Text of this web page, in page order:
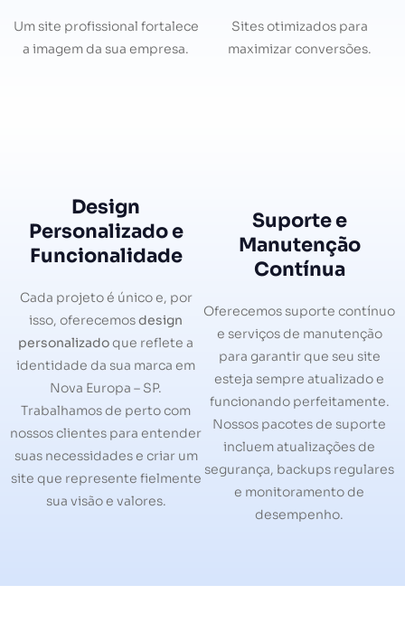
Um site profissional fortalece
a imagem da sua empresa.
Sites otimizados para
maximizar conversões.
Design
Personalizado e
Funcionalidade
Cada projeto é único e, por
isso, oferecemosdesign
personalizadoque reflete a
identidade da sua marca em
Nova Europa – SP.
Trabalhamos de perto com
nossos clientes para entender
suas necessidades e criar um
site que represente fielmente
sua visão e valores.
Suporte e
Manutenção
Contínua
Oferecemos suporte contínuo
e serviços de manutenção
para garantir que seu site
esteja sempre atualizado e
funcionando perfeitamente.
Nossos pacotes de suporte
incluem atualizações de
segurança, backups regulares
e monitoramento de
desempenho.